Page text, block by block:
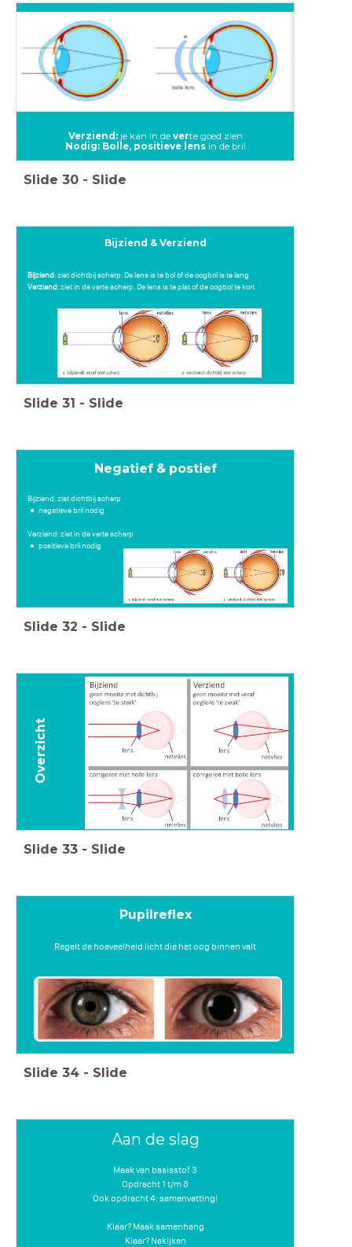
Verziend: je kan in de verte goed zien
Nodig: Bolle, positieve lensin de bril
Slide 30 - Slide
Bijziend & Verziend
Bijziend: ziet dichtbij scherp. De lens is te bol of de oogbol is te lang
Verziend: ziet in de verte scherp. De lens is te plat of de oogbol te kort
Slide 31 - Slide
Negatief & postief
Bijziend: ziet dichtbij scherp
negatieve bril nodig
Verziend: ziet in de verte scherp
positieve bril nodig
Slide 32 - Slide
Overzicht
Slide 33 - Slide
Pupilreflex
Regelt de hoeveelheid licht die het oog binnen valt
Slide 34 - Slide
Aan de slag
Maak van basisstof 3
Opdracht 1 t/m 8
Ook opdracht 4: samenvatting!
Klaar? Maak samenhang
Klaar? Nakijken